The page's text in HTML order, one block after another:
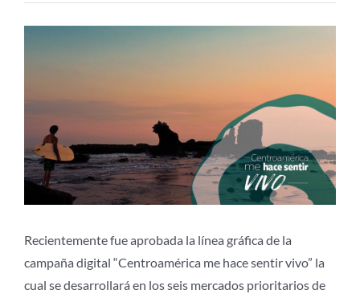
grande
Recientemente fue aprobada la línea gráfica de la
campaña digital “Centroamérica me hace sentir vivo” la
cual se desarrollará en los seis mercados prioritarios de